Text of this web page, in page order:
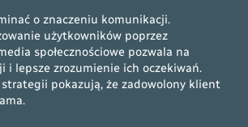
o znaczeniu komunikacji.
użytkowników poprzez
społecznościowe pozwala na
i lepsze zrozumienie ich oczekiwań.
strategii pokazują, że zadowolony klient